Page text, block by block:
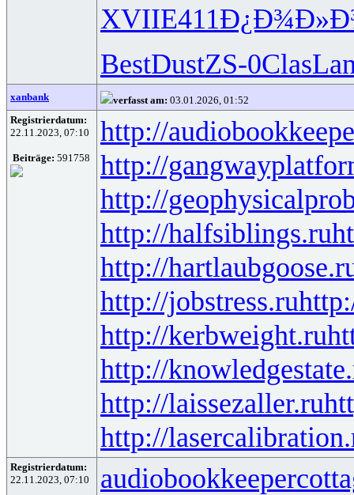
XVIIE411
BestDustZS-0Clas
xanbank verfasst am: 03.01.2026, 01:52
Registrierdatum:
22.11.2023, 07:10
Beiträge: 591758
http://
http://
http://
http://halfsiblings.ru
http://
http://jobstress.ru
http://kerbweight.ru
http://
http://laissezaller.ru
http://
Registrierdatum:
22.11.2023, 07:10
audiobookkeeper